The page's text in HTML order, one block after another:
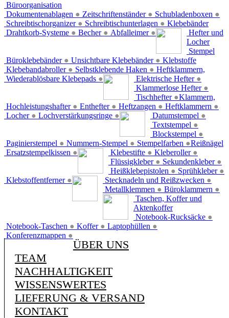
Büroorganisation
Dokumentenablagen ● Zeitschriftenständer ● Schubladenboxen ●
Schreibtischorganizer ● Schreibtischunterlagen ●
Drahtkorb-Systeme ● Becher ● Abfalleimer ●
Klebebänder
Büroklebebänder ● Unsichtbare Klebebänder ●
Klebebandabroller ● Selbstklebende Haken ●
Wiederablösbare Klebepads ●
Hefter und
Locher
Elektrische Hefter ●
Klammerlose Hefter ●
Tischhefter ●
Hochleistungshafter ● Enthefter ● Heftzangen ● Heftklammern ●
Locher ● Lochverstärkungsringe ●
Stempel
Datumstempel ●
Textstempel ●
Blockstempel ●
Paginierstempel ● Nummern-Stempel ● Stempelfarben ●
Ersatzstempelkissen ●
Klebstoffe
Klebestifte ● Kleberoller ●
Flüssigkleber ● Sekundenkleber ●
Heißklebepistolen ● Sprühkleber ●
Klebstoffentferner ●
Heftklammern,
Klammern,
Reißnägel
Stecknadeln und Reißzwecken ●
Metallklemmen ● Büroklammern ●
Taschen, Koffer und
Aktenkoffer
Notebook-Rucksäcke ●
Notebook-Taschen ● Koffer ● Laptophüllen ●
Konferenzmappen ●
ÜBER UNS
TEAM
NACHHALTIGKEIT
WISSENSWERTES
LIEFERUNG & VERSAND
KONTAKT